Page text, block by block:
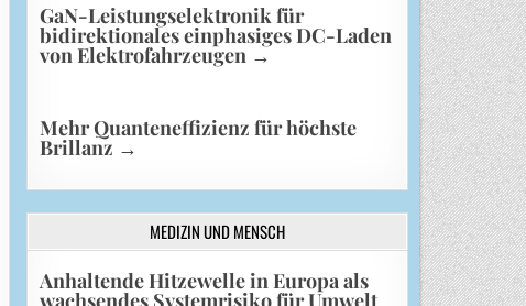
GaN-Leistungselektronik für
bidirektionales einphasiges DC-Laden
von Elektrofahrzeugen →
Mehr Quanteneffizienz für höchste
Brillanz →
MEDIZIN UND MENSCH
Anhaltende Hitzewelle in Europa als
wachsendes Systemrisiko für Umwelt